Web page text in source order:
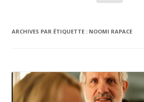
contenu
ARCHIVES PAR ÉTIQUETTE : NOOMI RAPACE